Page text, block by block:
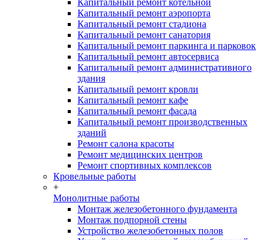
Капитальный ремонт котельной
Капитальный ремонт аэропорта
Капитальный ремонт стадиона
Капитальный ремонт санатория
Капитальный ремонт паркинга и парковок
Капитальный ремонт автосервиса
Капитальный ремонт административного
здания
Капитальный ремонт кровли
Капитальный ремонт кафе
Капитальный ремонт фасада
Капитальный ремонт производственных
зданий
Ремонт салона красоты
Ремонт медицинских центров
Ремонт спортивных комплексов
Кровельные работы
+
Монолитные работы
Монтаж железобетонного фундамента
Монтаж подпорной стены
Устройство железобетонных полов